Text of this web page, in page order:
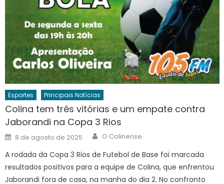
Esportes Principais Notícias
Colina tem três vitórias e um empate contra
Jaborandi na Copa 3 Rios
Posted
on
8 de agosto de 2025 Author
O Colinense
A rodada da Copa 3 Rios de Futebol de Base foi marcada
resultados positivos para a equipe de Colina, que enfrentou
Jaborandi fora de casa, na manha do dia 2. No confronto